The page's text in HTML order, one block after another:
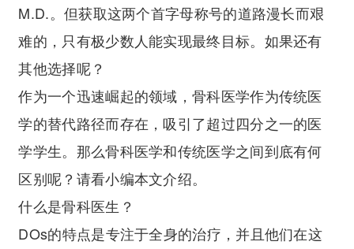
M.D.。但获取这两个首字母称号的道路漫长而艰
难的，只有极少数人能实现最终目标。如果还有
其他选择呢？
作为一个迅速崛起的领域，骨科医学作为传统医
学的替代路径而存在，吸引了超过四分之一的医
学学生。那么骨科医学和传统医学之间到底有何
区别呢？请看小编本文介绍。
什么是骨科医生？
DOs的特点是专注于全身的治疗，并且他们在这